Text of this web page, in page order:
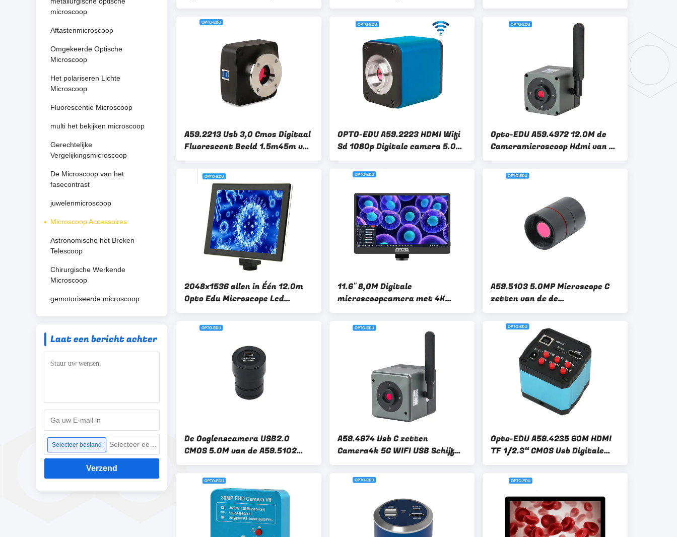
microscoop
Aftastenmicroscoop
Omgekeerde Optische
Microscoop
Het polariseren Lichte
Microscoop
Fluorescentie Microscoop
multi het bekijken microscoop
Gerechtelijke
Vergelijkingsmicroscoop
De Microscoop van het
fasecontrast
juwelenmicroscoop
Microscoop Accessoires
Astronomische het Breken
Telescoop
Chirurgische Werkende
Microscoop
gemotoriseerde microscoop
Laat een bericht achter
Selecteer bestand
Verzend
van WIFI HD
Toebehoren Sony 1/2“ Kleur
CMOS
Digitale camera 0,35m~12m
A59.2213 Usb 3,0 Cmos Digitaal
Fluorescent Beeld 1.5m45m van
Camera Hoog Fps
OPTO-EDU A59.2223 HDMI Wifi
Sd 1080p Digitale camera 5.0m
Muismeting
Opto-EDU A59.4972 12.0M de
Cameramicroscoop Hdmi van 8K
5G WIFI
2048x1536 allen in Één 12.0m
Opto Edu Microscope Lcd
Screen
11.6" 8,0M Digitale
microscoopcamera met 4K
3840x2160 resolutie
A59.5103 5.0MP Microscope C
zetten van de de
Kabelsoftware van Lensusb de
Schijf OPTO EDU op
De Ooglenscamera USB2.0
CMOS 5.0M van de A59.5102
opto-EDU Microscoop
A59.4974 Usb C zetten
Camera4k 5G WIFI USB Schijf
het Digitale 12.0M HDMI Meten
Opto-EDU A59.4235 60M HDMI
TF 1/2.3“ CMOS Usb Digitale
Microscoopcamera